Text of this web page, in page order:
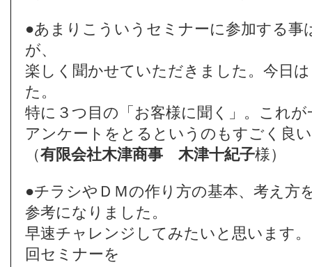
●あまりこういうセミナーに参加する事
が、
楽しく聞かせていただきました。今日
た。
特に３つ目の「お客様に聞く」。これ
アンケートをとるというのもすごく良
（有限会社木津商事 木津十紀子様）
●チラシやＤＭの作り方の基本、考え方
参考になりました。
早速チャレンジしてみたいと思います
回セミナーを